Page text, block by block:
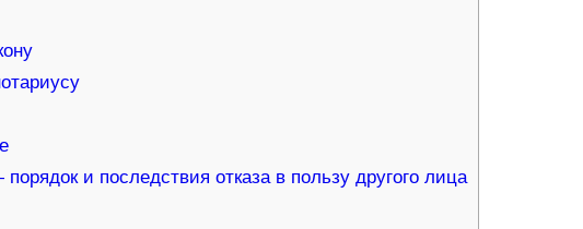
и последствия отказа в пользу другого лица